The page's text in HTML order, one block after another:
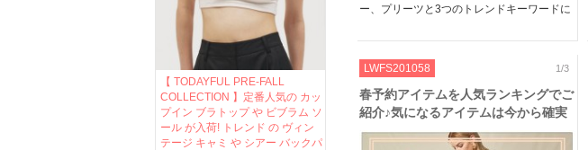
【 TODAYFUL PRE-FALL
COLLECTION 】定番人気の カッ
プイン ブラトップ や ビブラム ソ
ール が入荷! トレンド の ヴィン
テージ キャミ や シアー バックパ
ー、プリーツと3つのトレンドキーワードに
ーツ＆フレア”のアイテムをピックアップ！
やや光沢感のある生地や、細くて伸縮性のあ
るプ細かいプ […]
LWFS201058 1/3
春予約アイテムを人気ランキングでご
紹介♪気になるアイテムは今から確実
にGet!!